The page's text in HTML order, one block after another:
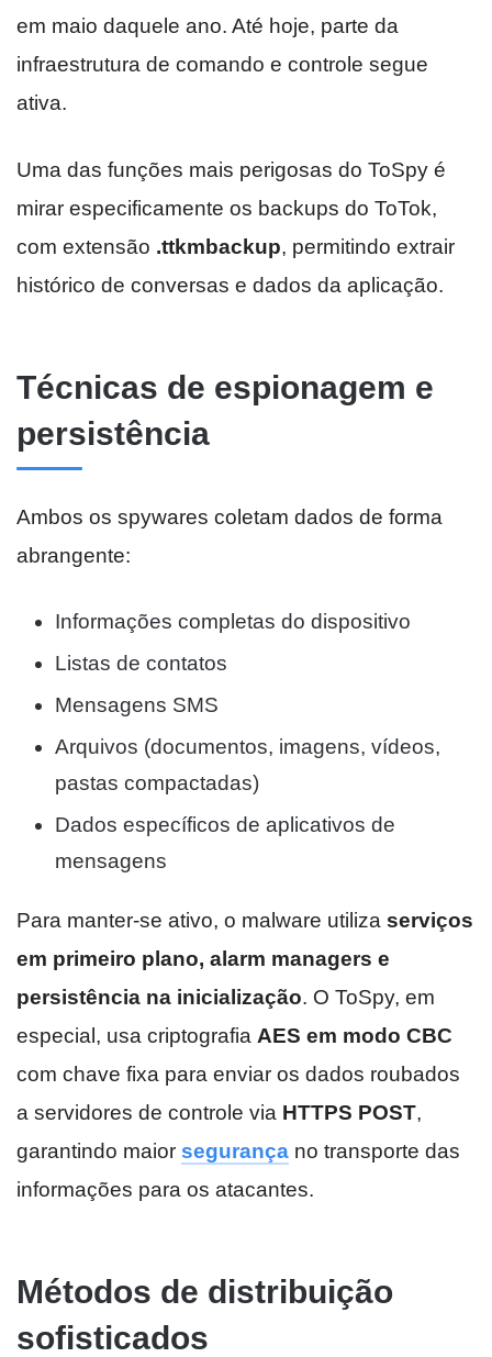
em maio daquele ano. Até hoje, parte da
infraestrutura de comando e controle segue
ativa.
Uma das funções mais perigosas do ToSpy é
mirar especificamente os backups do ToTok,
com extensão .ttkmbackup, permitindo extrair
histórico de conversas e dados da aplicação.
Técnicas de espionagem e
persistência
Ambos os spywares coletam dados de forma
abrangente:
Informações completas do dispositivo
Listas de contatos
Mensagens SMS
Arquivos (documentos, imagens, vídeos,
pastas compactadas)
Dados específicos de aplicativos de
mensagens
Para manter-se ativo, o malware utiliza serviços
em primeiro plano, alarm managers e
persistência na inicialização. O ToSpy, em
especial, usa criptografia AES em modo CBC
com chave fixa para enviar os dados roubados
a servidores de controle via HTTPS POST,
garantindo maior segurança no transporte das
informações para os atacantes.
Métodos de distribuição
sofisticados